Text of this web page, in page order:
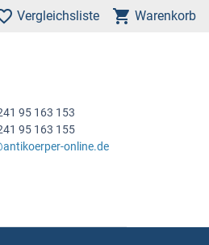
Vergleichsliste Warenkorb
95 163 153
95 163 155
online.de